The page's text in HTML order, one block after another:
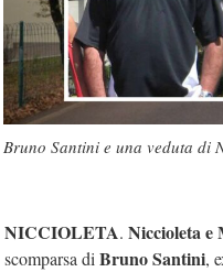
Bruno Santini e una veduta di
NICCIOLETA. Niccioleta
scomparsa di Bruno Santini,